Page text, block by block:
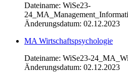
Dateiname: WiSe23-
Änderungsdatum: 02.12.2023
MA Wirtschaftspsychologie
Dateiname: WiSe23-
Änderungsdatum: 02.12.2023